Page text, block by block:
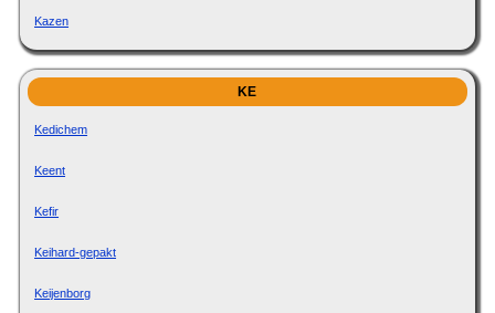
Kazen
KE
Kedichem
Keent
Kefir
Keihard-gepakt
Keijenborg